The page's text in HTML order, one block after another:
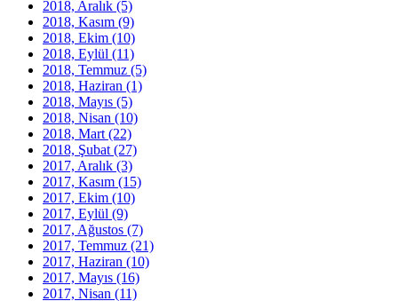
2018, Aralık (5)
2018, Kasım (9)
2018, Ekim (10)
2018, Eylül (11)
2018, Temmuz (5)
2018, Haziran (1)
2018, Mayıs (5)
2018, Nisan (10)
2018, Mart (22)
2018, Şubat (27)
2017, Aralık (3)
2017, Kasım (15)
2017, Ekim (10)
2017, Eylül (9)
2017, Ağustos (7)
2017, Temmuz (21)
2017, Haziran (10)
2017, Mayıs (16)
2017, Nisan (11)